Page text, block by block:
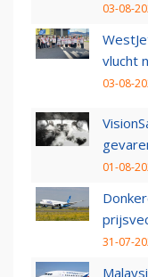
03-08-
vlucht
03-08-
01-08-
31-07-